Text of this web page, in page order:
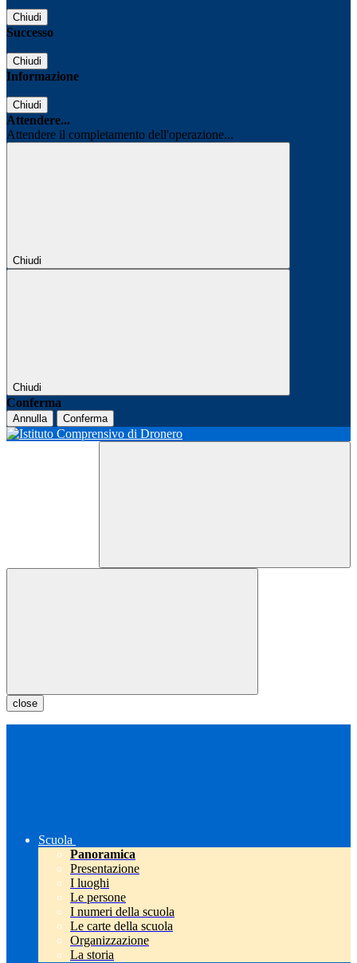
Chiudi
Successo
Chiudi
Informazione
Chiudi
Attendere...
Attendere il completamento dell'operazione...
Chiudi
Chiudi
Conferma
Annulla Conferma
close
Scuola
Panoramica
Presentazione
I luoghi
Le persone
I numeri della scuola
Le carte della scuola
Organizzazione
La storia